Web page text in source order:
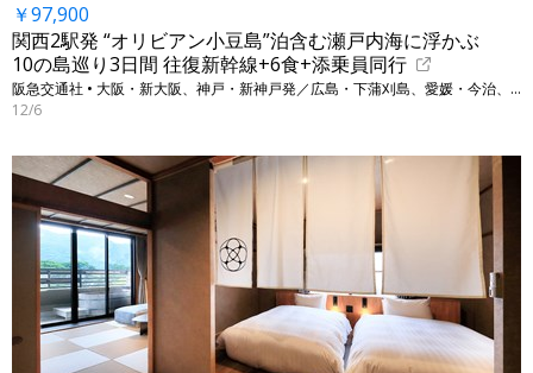
￥97,900
関西2駅発 “オリビアン小豆島”泊含む瀬戸内海に浮かぶ
10の島巡り3日間 往復新幹線+6食+添乗員同行
阪急交通社 • 大阪・新大阪、神戸・新神戸発／広島・下蒲刈島、愛媛・今治、香川・小豆島他
12/6
←